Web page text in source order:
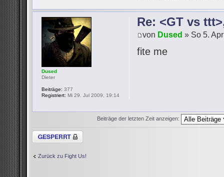
Re: <GT vs
von Dused » So 5.
fite me
Dused
Dieter
Beiträge: 377
Registriert: Mi 29. Jul 2009, 19:14
Beiträge der letzten Zeit anzeigen:
Thema gesperrt
Zurück zu Fight Us!